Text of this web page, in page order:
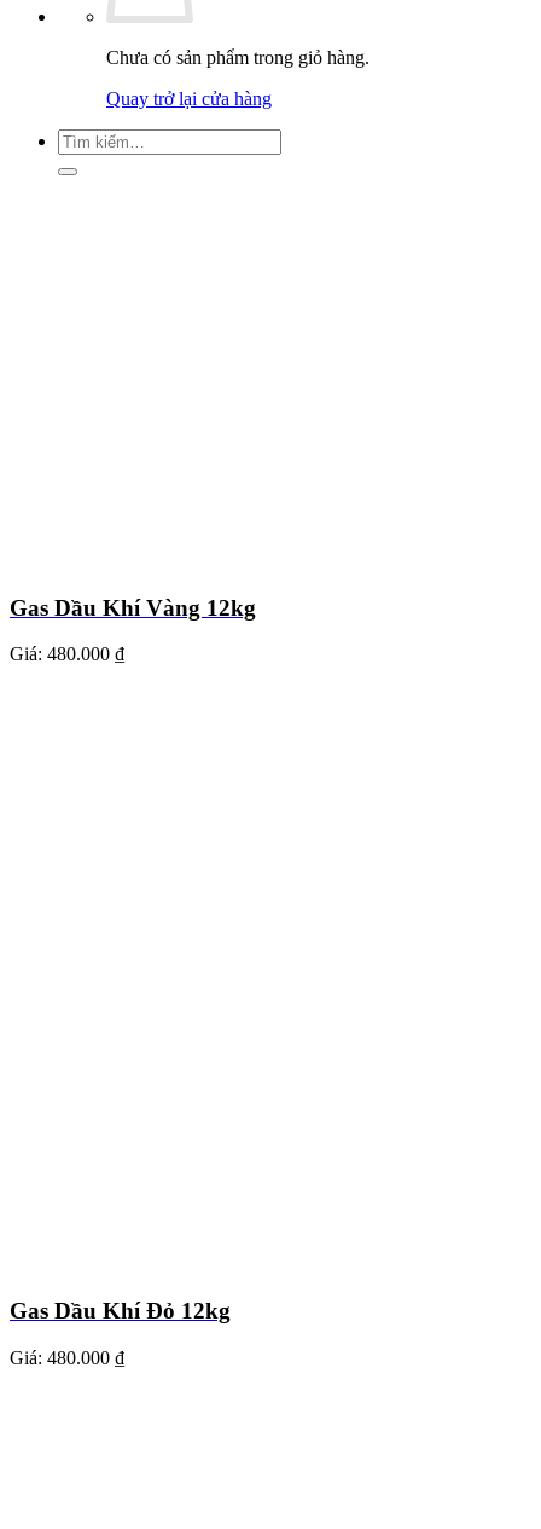
Chưa có sản phẩm trong giỏ hàng.
Quay trở lại cửa hàng
Tìm
kiếm:
Gas Dầu Khí Vàng 12kg
Giá: 480.000 ₫
Gas Dầu Khí Đỏ 12kg
Giá: 480.000 ₫